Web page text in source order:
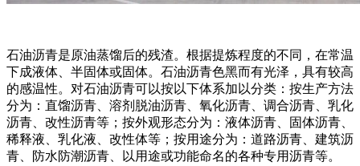
石油沥青是原油蒸馏后的残渣。根据提炼程度的不同，在常温
下成液体、半固体或固体。石油沥青色黑而有光泽，具有较高
的感温性。对石油沥青可以按以下体系加以分类：按生产方法
分为：直馏沥青、溶剂脱油沥青、氧化沥青、调合沥青、乳化
沥青、改性沥青等；按外观形态分为：液体沥青、固体沥青、
稀释液、乳化液、改性体等；按用途分为：道路沥青、建筑沥
青、防水防潮沥青、以用途或功能命名的各种专用沥青等。